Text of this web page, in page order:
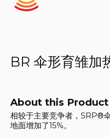
BR 伞形育雏加
About this Product
相较于主要竞争者，SRP®
地面增加了15%。